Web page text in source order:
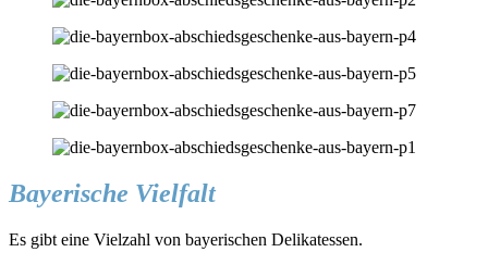
Bayerische Vielfalt
Es gibt eine Vielzahl von bayerischen Delikatessen.